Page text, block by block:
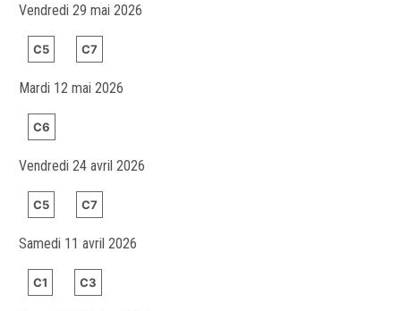
Vendredi 29 mai 2026
C5 C7
Mardi 12 mai 2026
C6
Vendredi 24 avril 2026
C5 C7
Samedi 11 avril 2026
C1 C3